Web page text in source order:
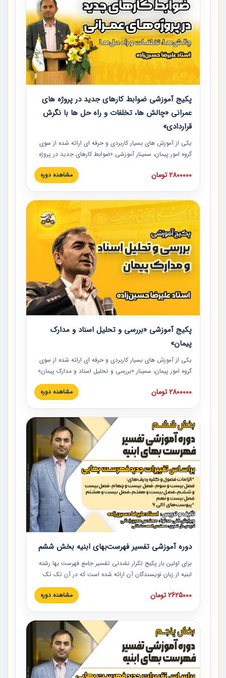
پکیج آموزشی ضوابط کارهای جدید در پروژه های
عمرانی «چالش ها، تخلفات و راه حل ها با نگرش
قراردادی»
یکی از آموزش‏‏‏‏‏‏ های بسیار کاربردی و حرفه‏ ای ارائه شده از سوی
گروه امور پیمان، سمینار آموزشی «ضوابط کارهای جدید در پروژه
های عمرانی» چالش ها، تخلفات و راه حل ها با نگرش قراردادی
است که در محل سندیکای شرکت های ساختمانی کشور ارائه شد.
مدارک پیمان به همراه تجربیات عملی ارائه شده است.
2800000 تومان مشاهده دوره
پکیج آموزشی «بررسی و تحلیل اسناد و مدارک
پیمان»
یکی از آموزش‏‏‏‏‏‏ های بسیار کاربردی و حرفه‏ ای ارائه شده از سوی
گروه امور پیمان، سمینار «بررسی و تحلیل اسناد و مدارک پیمان»
است که در دانشگاه صنعتی شریف ارائه شد. در این آموزش
نکات کلیدی مربوط به اسناد و مدارک پیمان، اولویت بندی اسناد
پیمان به همراه تجربیات عملی در این خصوص ارائه شده است.
2800000 تومان مشاهده دوره
دوره آموزشی تفسیر فهرست‌بهای ابنیه بخش ششم
برای اولین بار پکیج تکرار نشدنی تفسیر جامع فهرست بها رشته
ابنیه از زبان نویسندگان آن ارائه شده است که در آن تک تک
ردیف ها و مطالب فهرست بها تفسیر و ارائه شده است. این
دوره به صورت کامل تصویری بوده و به همراه تصاویر عملیات
دوره با کلام مهندس علیرضاحسین‌زاده مدیر پروژه مهندسی
مشاور در امر بازنگری فهرست بها رشته ابنیه ارائه شده و به تمام
همکارانی که در حوزه صنعت ساخت در حال فعالیت هستند حتما
توصیه می کنیم از مطالب این دوره استفاده نمایند.
2625000 تومان مشاهده دوره